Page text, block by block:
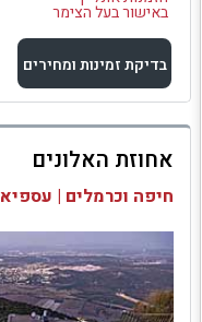
באישור בעל הצימר
בדיקת זמינות ומחירים
למתחם זה
בדיקת זמינות ומחירים
אחוזת האלונים
חיפה וכרמלים | עספיא